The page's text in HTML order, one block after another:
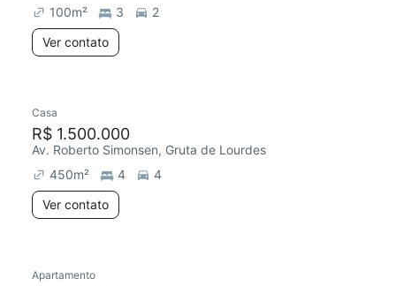
100m² 3
2
Ver contato
Casa
R$ 1.500.000
Av. Roberto Simonsen, Gruta de Lourdes
450m² 4
4
Ver contato
Apartamento